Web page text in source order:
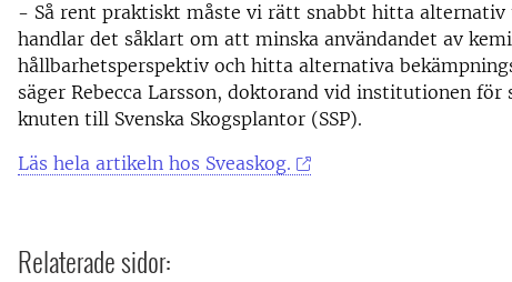
- Så rent praktiskt måste vi rätt snabbt hitta alternativ
handlar det såklart om att minska användandet av
hållbarhetsperspektiv och hitta alternativa
säger Rebecca Larsson, doktorand vid institutionen
knuten till Svenska Skogsplantor (SSP).
Läs hela artikeln hos Sveaskog.
Relaterade sidor: